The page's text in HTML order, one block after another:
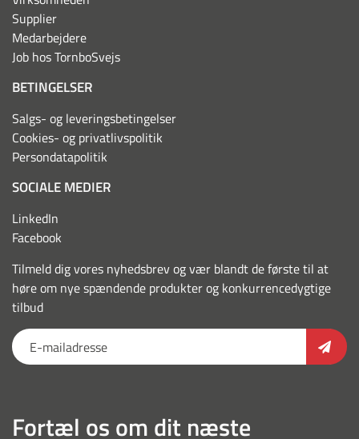
Supplier
Medarbejdere
Job hos TornboSvejs
BETINGELSER
Salgs- og leveringsbetingelser
Cookies- og privatlivspolitik
Persondatapolitik
SOCIALE MEDIER
LinkedIn
Facebook
Tilmeld dig vores nyhedsbrev og vær blandt de første til at
høre om nye spændende produkter og konkurrencedygtige
tilbud
Fortæl os om dit næste